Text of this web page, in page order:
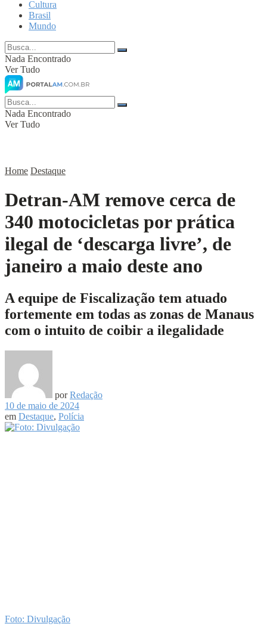
Cultura
Brasil
Mundo
Nada Encontrado
Ver Tudo
Nada Encontrado
Ver Tudo
Home Destaque
Detran-AM remove cerca de
340 motocicletas por prática
ilegal de ‘descarga livre’, de
janeiro a maio deste ano
A equipe de Fiscalização tem atuado
fortemente em todas as zonas de Manaus
com o intuito de coibir a ilegalidade
por Redação
10 de maio de 2024
em Destaque, Polícia
Foto: Divulgação